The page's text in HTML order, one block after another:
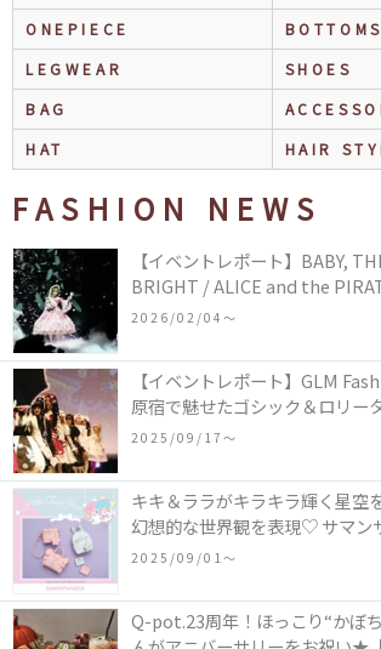
ONEPIECE
BOTTOMS
LEGWEAR
SHOES
BAG
HAT
HAIR
FASHION NEWS
【イベントレポート】BABY,
BRIGHT / ALICE and the
COLLECTION in TOKYO
2026/02/04〜
【イベントレポート】GLM
原宿で魅せたゴシック＆ロリー
2025/09/17〜
キキ＆ララがキラキラ輝く星空
幻想的な世界観を表現♡ サマン
ツインスターズ』50周年アニバ
2025/09/01〜
Q-pot.23周年！ほっこり“かぼ